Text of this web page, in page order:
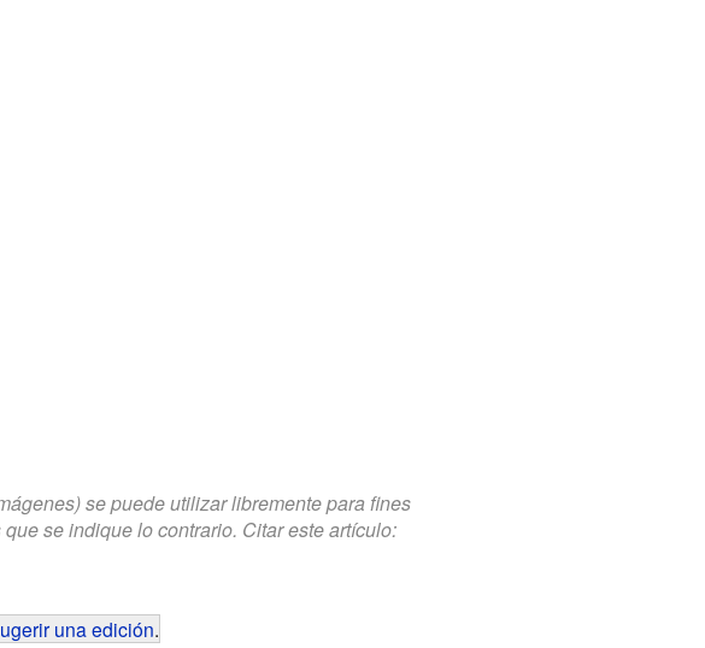
se puede utilizar libremente para fines
se indique lo contrario. Citar este artículo:
una edición.